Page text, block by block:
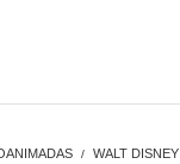
/ WALT DISNEY